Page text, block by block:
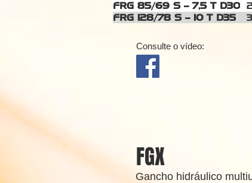
FRG 85/69 S – 7,5 T D30
FRG 128/78 S – 10 T D35
Consulte o vídeo:
FGX
Gancho hidráulico